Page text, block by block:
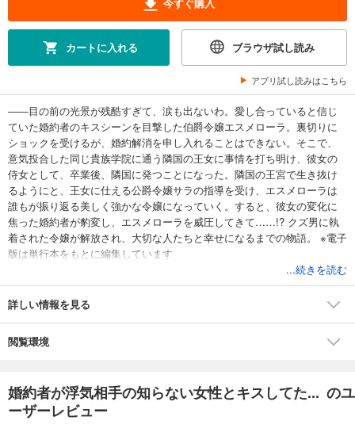
カートに入れる ブラウザ試し読み
アプリ試し読みはこちら
――目の前の光景が残酷すぎて、涙も出ないわ。愛し合っていると信じ
ていた婚約者のキスシーンを目撃した伯爵令嬢エスメローラ。裏切りに
ショックを受けるが、婚約解消を申し入れることはできない。そこで、
意気投合した同じ貴族学院に通う隣国の王女に事情を打ち明け、彼女の
侍女として、卒業後、隣国に発つことになった。隣国の王宮で生き抜け
るようにと、王女に仕える公爵令嬢サラの指導を受け、エスメローラは
誰もが振り返る美しく強かな令嬢になっていく。すると、彼女の変化に
焦った婚約者が豹変し、エスメローラを威圧してきて……!? クズ男に執
着された令嬢が解放され、大切な人たちと幸せになるまでの物語。 ※電子
版は単行本をもとに編集しています
...続きを読む
詳しい情報を見る
閲覧環境
婚約者が浮気相手の知らない女性とキスしてた... のユ
ーザーレビュー